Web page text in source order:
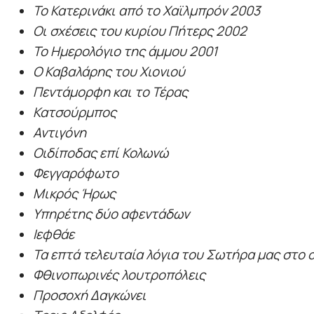
Το Κατερινάκι από το Χαϊλμπρόν 2003
Οι σχέσεις του κυρίου Πήτερς 2002
Το Ημερολόγιο της άμμου 2001
O Καβαλάρης του Χιονιού
Πεντάμορφη και το Τέρας
Κατσούρμπος
Αντιγόνη
Οιδίποδας επί Κολωνώ
Φεγγαρόφωτο
Μικρός Ήρως
Υπηρέτης δύο αφεντάδων
Ιεφθάε
Τα επτά τελευταία λόγια του Σωτήρα μας στο
Φθινοπωρινές λουτροπόλεις
Προσοχή Δαγκώνει